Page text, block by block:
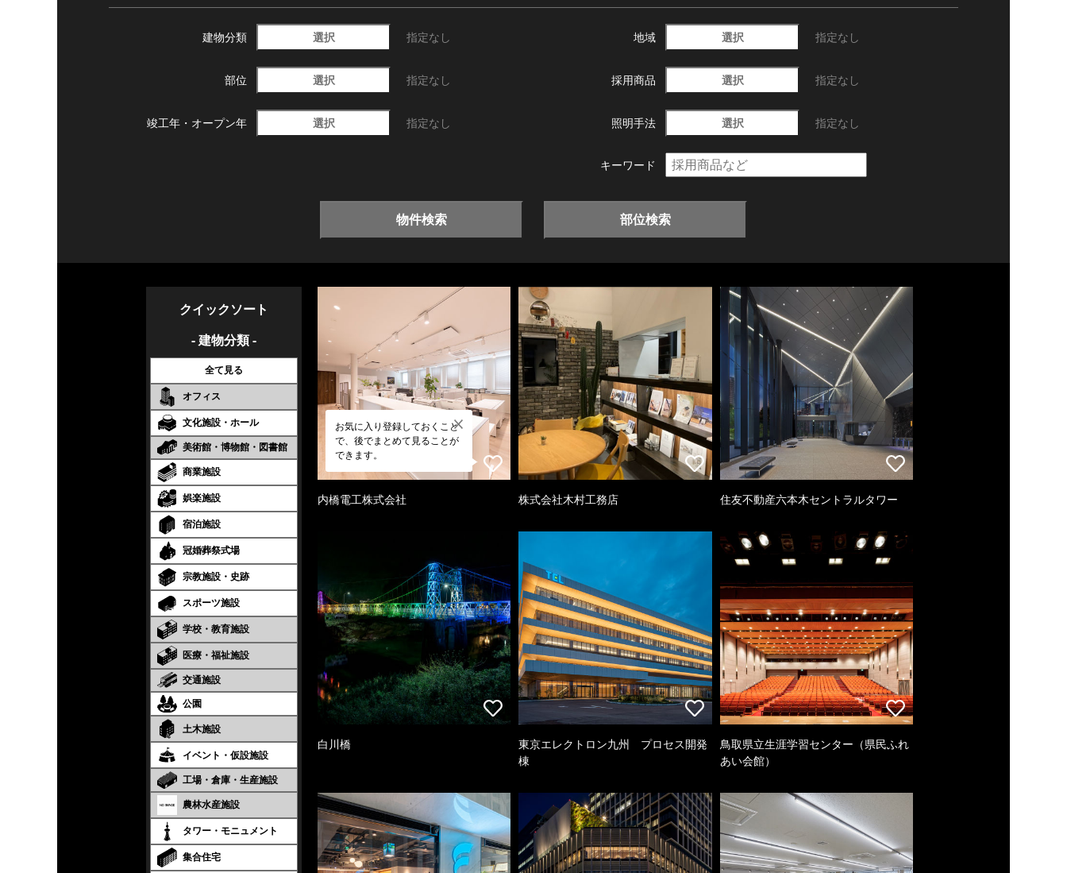
建物分類 選択 指定なし 地域 選択 指定なし
部位 選択 指定なし 採用商品 選択 指定なし
竣工年・ オープン年 選択 指定なし 照明手法 選択 指定なし
キーワード
物件検索 部位検索
クイックソート
- 建物分類 -
全て見る
オフィス
文化施設・ホール
美術館・博物館・図書館
商業施設
娯楽施設
宿泊施設
冠婚葬祭式場
宗教施設・史跡
スポーツ施設
学校・教育施設
医療・福祉施設
交通施設
公園
土木施設
イベント・仮設施設
工場・倉庫・生産施設
農林水産施設
タワー・モニュメント
集合住宅
お気に入り登録しておくこと
で、後でまとめて見ることが
できます。
内橋電工株式会社 株式会社木村工務店 住友不動産六本木セントラルタワー
白川橋
東京エレクトロン九州 プロセス開発
棟
鳥取県立生涯学習センター（県民ふれ
あい会館）